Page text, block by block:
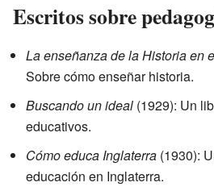
Escritos sobre
La enseñanza de la Historia en
Sobre cómo enseñar historia.
Buscando un ideal (1929): Un
educativos.
Cómo educa Inglaterra (1930):
educación en Inglaterra.